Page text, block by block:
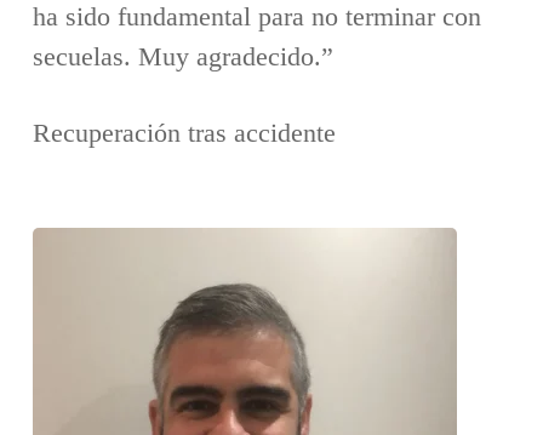
ha sido fundamental para no terminar con
secuelas. Muy agradecido.”
Recuperación tras accidente